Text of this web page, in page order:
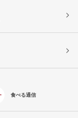
食べる通信